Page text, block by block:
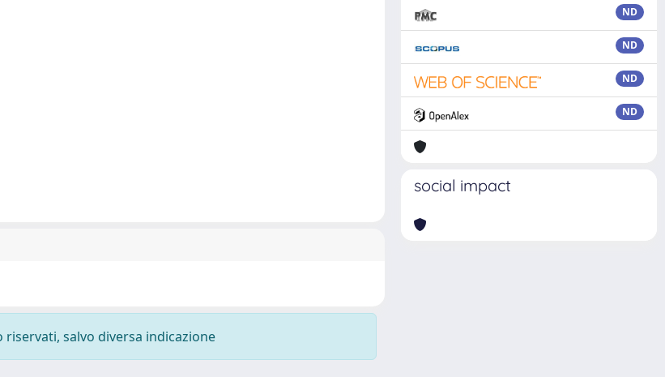
salvo diversa indicazione
ND
ND
ND
ND
social impact